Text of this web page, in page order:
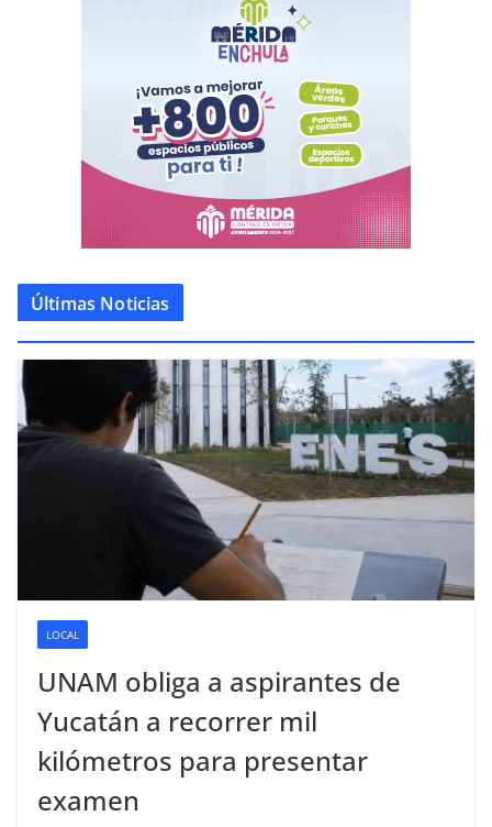
Últimas Noticias
LOCAL
UNAM obliga a aspirantes de
Yucatán a recorrer mil
kilómetros para presentar
examen